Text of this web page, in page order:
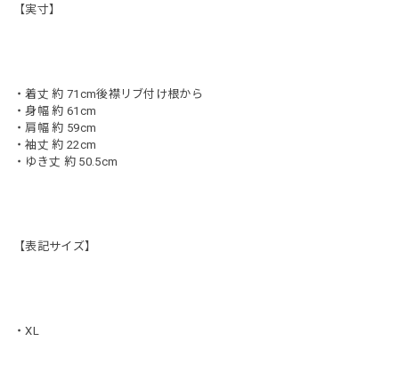
【実寸】
・着丈 約 71cm後襟リブ付け根から
・身幅 約 61cm
・肩幅 約 59cm
・袖丈 約 22cm
・ゆき丈 約 50.5cm
【表記サイズ】
・XL